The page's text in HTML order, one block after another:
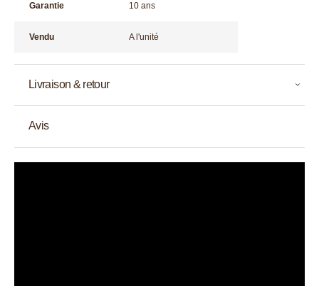
Garantie 10 ans
Vendu A l'unité
Livraison & retour
Avis